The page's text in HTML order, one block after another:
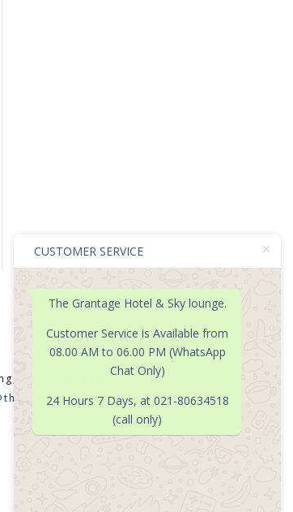
Banten 15331
CUSTOMER SERVICE
The Grantage Hotel & Sky lounge.
Customer Service is Available from
08.00 AM to 06.00 PM (WhatsApp
Chat Only)
24 Hours 7 Days, at 021-80634518
(call only)